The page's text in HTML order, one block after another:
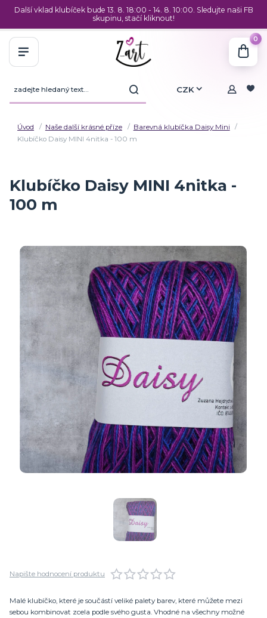
Další vklad klubíček bude 13. 8. 18:00 - 14. 8. 10:00. Sledujte naši FB
skupinu, stačí kliknout!
CZK
0
Úvod Naše další krásné příze
Barevná klubíčka Daisy Mini
Klubíčko Daisy MINI 4nitka - 100 m
Klubíčko Daisy MINI 4nitka -
100 m
Napište hodnocení produktu
Malé klubíčko, které je součástí veliké palety barev, které můžete mezi
sebou kombinovat zcela podle svého gusta. Vhodné na všechny možné